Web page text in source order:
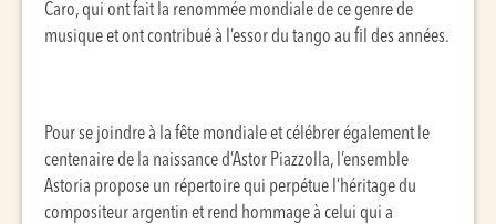
Caro, qui ont fait la renommée mondiale de ce genre de
musique et ont contribué à l’essor du tango au fil des années.
Pour se joindre à la fête mondiale et célébrer également le
centenaire de la naissance d’Astor Piazzolla, l’ensemble
Astoria propose un répertoire qui perpétue l’héritage du
compositeur argentin et rend hommage à celui qui a